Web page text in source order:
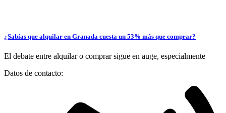
¿Sabías que alquilar en Granada cuesta un 53% más que comprar?
El debate entre alquilar o comprar sigue en auge, especialmente
Datos de contacto: